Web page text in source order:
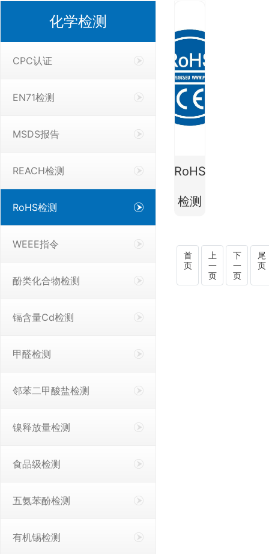
化学检测
CPC认证
EN71检测
MSDS报告
REACH检测
RoHS检测
WEEE指令
酚类化合物检测
镉含量Cd检测
甲醛检测
邻苯二甲酸盐检测
镍释放量检测
食品级检测
五氨苯酚检测
有机锡检测
RoHS
检测
首
页
上
一
页
下
一
页
尾
页